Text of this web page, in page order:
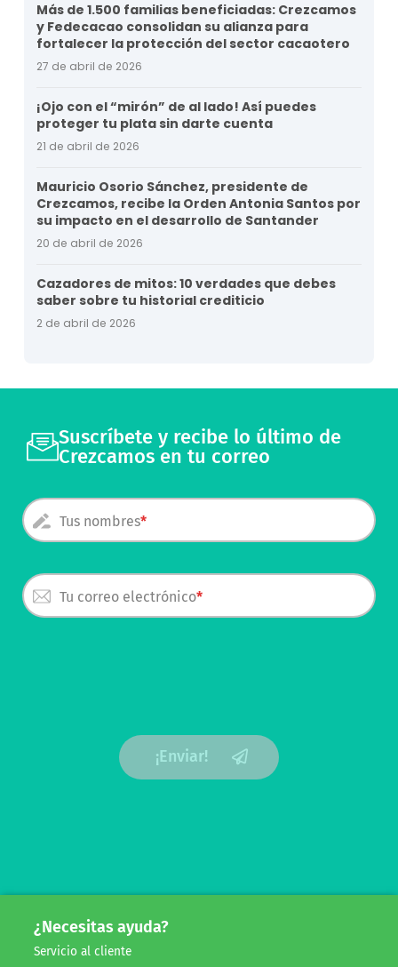
Más de 1.500 familias beneficiadas: Crezcamos
y Fedecacao consolidan su alianza para
fortalecer la protección del sector cacaotero
27 de abril de 2026
¡Ojo con el “mirón” de al lado! Así puedes
proteger tu plata sin darte cuenta
21 de abril de 2026
Mauricio Osorio Sánchez, presidente de
Crezcamos, recibe la Orden Antonia Santos por
su impacto en el desarrollo de Santander
20 de abril de 2026
Cazadores de mitos: 10 verdades que debes
saber sobre tu historial crediticio
2 de abril de 2026
Suscríbete y recibe lo último de
Crezcamos en tu correo
Tus nombres
Tu correo electrónico
¡Enviar!
¿Necesitas ayuda?
Servicio al cliente